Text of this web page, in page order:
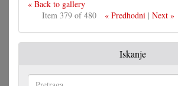
« Back to gallery
Item 379 of 480
« Predhodni| Next »
Iskanje